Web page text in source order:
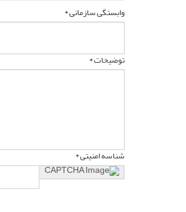
وابستگی سازمانی *
توضیحات *
شناسه امنیتی *